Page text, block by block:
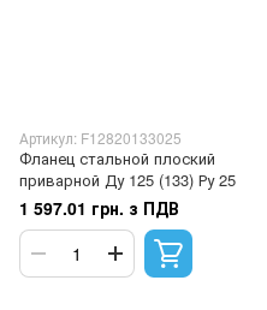
Артикул: F12820133025
Фланец стальной плоский
приварной Ду 125 (133) Ру 25
1 597.01 грн. з ПДВ